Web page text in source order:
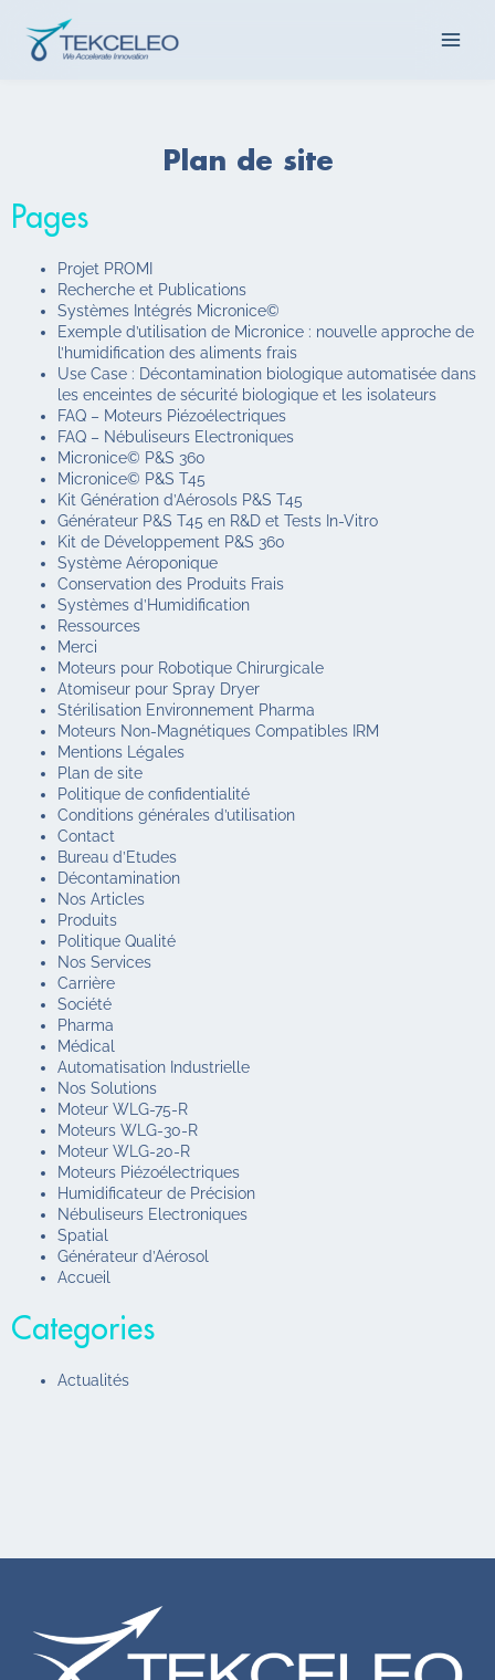
contenu
Plan de site
Pages
Projet PROMI
Recherche et Publications
Systèmes Intégrés Micronice©
Exemple d’utilisation de Micronice : nouvelle approche de
l’humidification des aliments frais
Use Case : Décontamination biologique automatisée dans
les enceintes de sécurité biologique et les isolateurs
FAQ – Moteurs Piézoélectriques
FAQ – Nébuliseurs Electroniques
Micronice© P&S 360
Micronice© P&S T45
Kit Génération d’Aérosols P&S T45
Générateur P&S T45 en R&D et Tests In-Vitro
Kit de Développement P&S 360
Système Aéroponique
Conservation des Produits Frais
Systèmes d’Humidification
Ressources
Merci
Moteurs pour Robotique Chirurgicale
Atomiseur pour Spray Dryer
Stérilisation Environnement Pharma
Moteurs Non-Magnétiques Compatibles IRM
Mentions Légales
Plan de site
Politique de confidentialité
Conditions générales d’utilisation
Contact
Bureau d’Etudes
Décontamination
Nos Articles
Produits
Politique Qualité
Nos Services
Carrière
Société
Pharma
Médical
Automatisation Industrielle
Nos Solutions
Moteur WLG-75-R
Moteurs WLG-30-R
Moteur WLG-20-R
Moteurs Piézoélectriques
Humidificateur de Précision
Nébuliseurs Electroniques
Spatial
Générateur d’Aérosol
Accueil
Categories
Actualités